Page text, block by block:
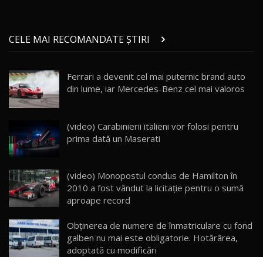
21
AutoBlog.MD
16:59
22
Noua Mazda 6e / Test Drive AutoBlog.MD
26:59
23
Lynk & Co 01 / Test Drive AutoBlog.MD
25:19
24
ZEEKR 009: Cel mai Performant și Confortabil
Van Electric Testat în Moldova / AutoBlog.MD
26:38
25
mai Exclusiv și Puternic Defender Testat în
Moldova
32:21
CELE MAI RECOMANDATE ȘTIRI
Ferrari a devenit cel mai puternic brand auto
din lume, iar Mercedes-Benz cel mai valoros
(video) Carabinierii italieni vor folosi pentru
prima dată un Maserati
(video) Monopostul condus de Hamilton în
2010 a fost vândut la licitaţie pentru o sumă
aproape record
Obținerea de numere de înmatriculare cu fond
galben nu mai este obligatorie. Hotărârea,
adoptată cu modificări